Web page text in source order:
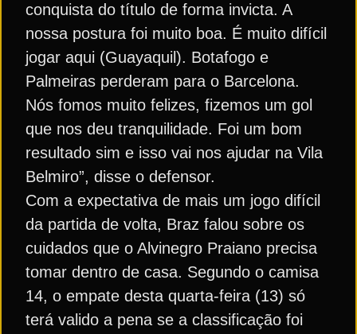
conquista do título de forma invicta. A
nossa postura foi muito boa. É muito difícil
jogar aqui (Guayaquil). Botafogo e
Palmeiras perderam para o Barcelona.
Nós fomos muito felizes, fizemos um gol
que nos deu tranquilidade. Foi um bom
resultado sim e isso vai nos ajudar na Vila
Belmiro”, disse o defensor.
Com a expectativa de mais um jogo difícil
da partida de volta, Braz falou sobre os
cuidados que o Alvinegro Praiano precisa
tomar dentro de casa. Segundo o camisa
14, o empate desta quarta-feira (13) só
terá valido a pena se a classificação foi